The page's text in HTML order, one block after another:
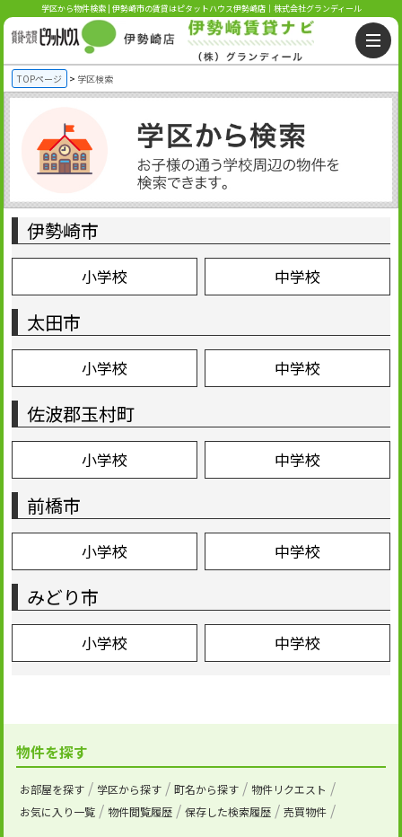
学区から物件検索 | 伊勢崎市の賃貸はピタットハウス伊勢崎店｜株式会社グランディール
TOPページ 学区検索
伊勢崎市
小学校 中学校
太田市
小学校 中学校
佐波郡玉村町
小学校 中学校
前橋市
小学校 中学校
みどり市
小学校 中学校
物件を探す
お部屋を探す 学区から探す 町名から探す
物件リクエスト
お気に入り一覧
物件閲覧履歴 保存した検索履歴 売買物件